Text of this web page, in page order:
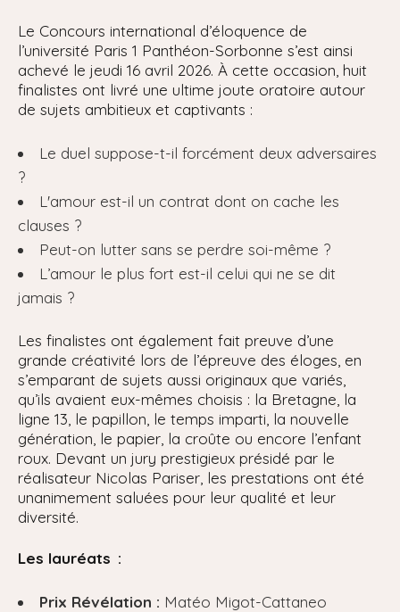
Le Concours international d’éloquence de
l’université Paris 1 Panthéon-Sorbonne s’est ainsi
achevé le jeudi 16 avril 2026. À cette occasion, huit
finalistes ont livré une ultime joute oratoire autour
de sujets ambitieux et captivants :
Le duel suppose-t-il forcément deux adversaires
?
L'amour est-il un contrat dont on cache les
clauses ?
Peut-on lutter sans se perdre soi-même ?
L’amour le plus fort est-il celui qui ne se dit
jamais ?
Les finalistes ont également fait preuve d’une
grande créativité lors de l’épreuve des éloges, en
s’emparant de sujets aussi originaux que variés,
qu’ils avaient eux-mêmes choisis : la Bretagne, la
ligne 13, le papillon, le temps imparti, la nouvelle
génération, le papier, la croûte ou encore l’enfant
roux. Devant un jury prestigieux présidé par le
réalisateur Nicolas Pariser, les prestations ont été
unanimement saluées pour leur qualité et leur
diversité.
Les lauréats :
Prix Révélation : Matéo Migot-Cattaneo